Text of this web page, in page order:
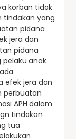
korban tidak
tindakan yang
pidana
jera dan
pidana
pelaku anak
efek jera dan
perbuatan
APH dalam
tindakan
tua